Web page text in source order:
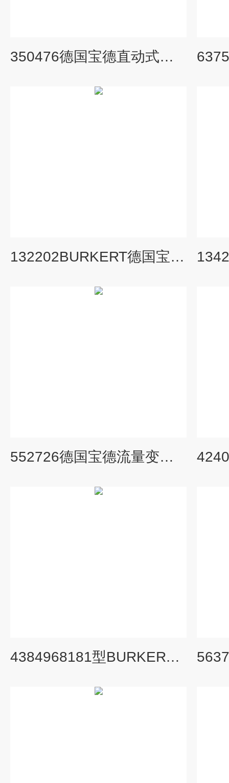
350476德国宝德直动式电磁阀BURKERT
132202BURKERT德国宝德气动系统电磁阀
552726德国宝德流量变送器/BURKERT特性
4384968181型BURKERT液位开关应用详情